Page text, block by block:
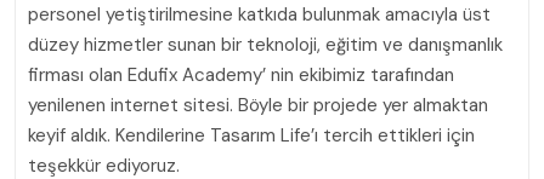
personel yetiştirilmesine katkıda bulunmak amacıyla üst
düzey hizmetler sunan bir teknoloji, eğitim ve danışmanlık
firması olan Edufix Academy’ nin ekibimiz tarafından
yenilenen internet sitesi. Böyle bir projede yer almaktan
keyif aldık. Kendilerine Tasarım Life’ı tercih ettikleri için
teşekkür ediyoruz.